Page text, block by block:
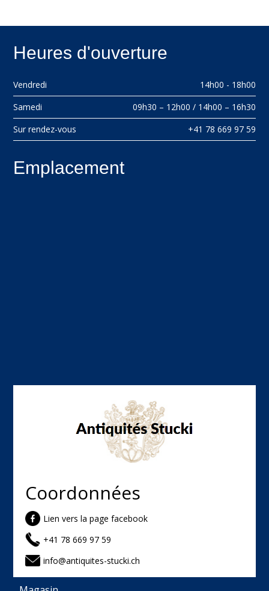
Heures d'ouverture
Vendredi
14h00 - 18h00
Samedi
09h30 – 12h00 / 14h00 – 16h30
Sur rendez-vous
+41 78 669 97 59
Emplacement
Coordonnées
Lien vers la page facebook
+41 78 669 97 59
info@antiquites-stucki.ch